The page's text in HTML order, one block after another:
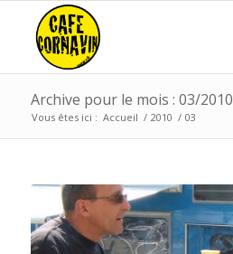
Archive pour le mois : 03/2010
Vous êtes ici : Accueil / 2010 / 03